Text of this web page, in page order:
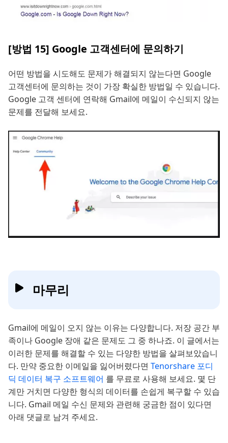
[방법 15] Google 고객센터에 문의하기
어떤 방법을 시도해도 문제가 해결되지 않는다면 Google
고객센터에 문의하는 것이 가장 확실한 방법일 수 있습니다.
Google 고객 센터에 연락해 Gmail에 메일이 수신되지 않는
문제를 전달해 보세요.
마무리
Gmail에 메일이 오지 않는 이유는 다양합니다. 저장 공간 부
족이나 Google 장애 같은 문제도 그 중 하나죠. 이 글에서는
이러한 문제를 해결할 수 있는 다양한 방법을 살펴보았습니
다. 만약 중요한 이메일을 잃어버렸다면 Tenorshare 포디
딕 데이터 복구 소프트웨어 를 무료로 사용해 보세요. 몇 단
계만 거치면 다양한 형식의 데이터를 손쉽게 복구할 수 있습
니다. Gmail 메일 수신 문제와 관련해 궁금한 점이 있다면
아래 댓글로 남겨 주세요.